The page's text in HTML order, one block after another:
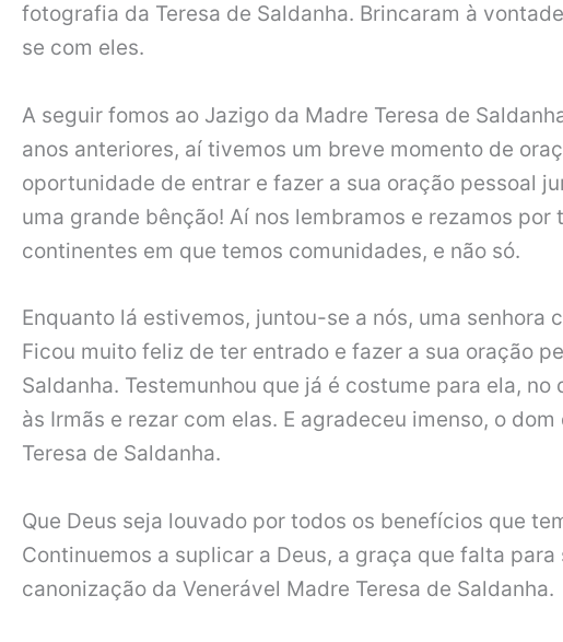
fotografia da Teresa de Saldanha. Brincaram à
se com eles.
A seguir fomos ao Jazigo da Madre Teresa de
anos anteriores, aí tivemos um breve momento de
oportunidade de entrar e fazer a sua oração pessoal
uma grande bênção! Aí nos lembramos e rezamos
continentes em que temos comunidades, e não só.
Enquanto lá estivemos, juntou-se a nós, uma senhora
Ficou muito feliz de ter entrado e fazer a sua oração
Saldanha. Testemunhou que já é costume para ela,
às Irmãs e rezar com elas. E agradeceu imenso, o
Teresa de Saldanha.
Que Deus seja louvado por todos os benefícios que
Continuemos a suplicar a Deus, a graça que falta
canonização da Venerável Madre Teresa de Saldanha.